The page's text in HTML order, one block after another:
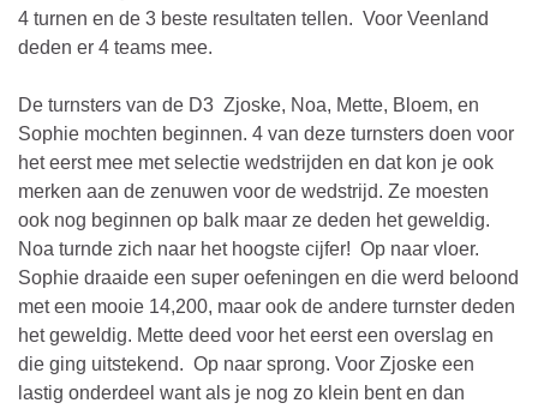
4 turnen en de 3 beste resultaten tellen. Voor Veenland
deden er 4 teams mee.
De turnsters van de D3 Zjoske, Noa, Mette, Bloem, en
Sophie mochten beginnen. 4 van deze turnsters doen voor
het eerst mee met selectie wedstrijden en dat kon je ook
merken aan de zenuwen voor de wedstrijd. Ze moesten
ook nog beginnen op balk maar ze deden het geweldig.
Noa turnde zich naar het hoogste cijfer! Op naar vloer.
Sophie draaide een super oefeningen en die werd beloond
met een mooie 14,200, maar ook de andere turnster deden
het geweldig. Mette deed voor het eerst een overslag en
die ging uitstekend. Op naar sprong. Voor Zjoske een
lastig onderdeel want als je nog zo klein bent en dan